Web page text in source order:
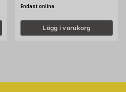
Endast online
Lägg i varukorg